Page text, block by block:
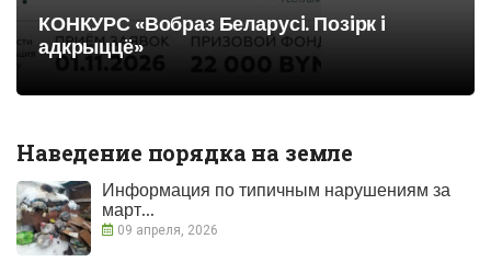
КОНКУРС «Вобраз Беларусi. Позiрк i
адкрыццё»
Наведение порядка на земле
Информация по типичным нарушениям за
март...
09 апреля, 2026